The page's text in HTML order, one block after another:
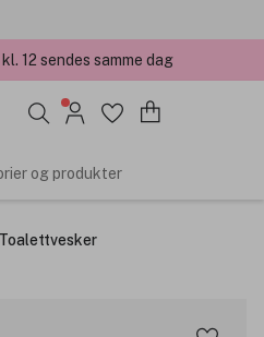
12 sendes samme dag
og produkter
Toalettvesker